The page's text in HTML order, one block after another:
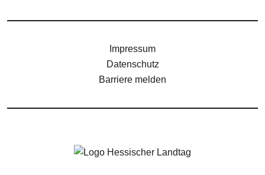
Fußzeile -
Impressum
Datenschutz
Barriere melden